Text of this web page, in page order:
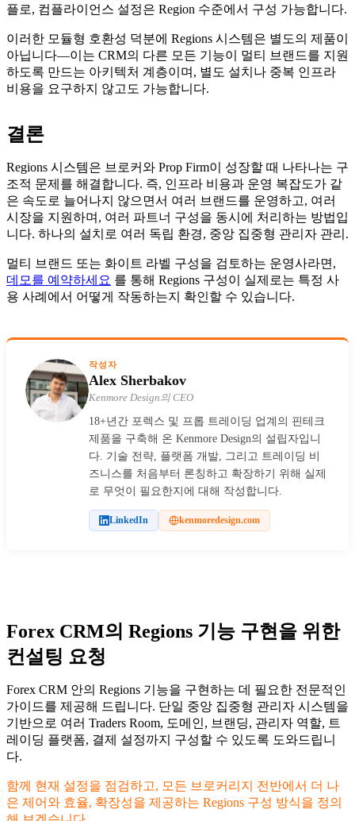
플로, 컴플라이언스 설정은 Region 수준에서 구성 가능합니다.
이러한 모듈형 호환성 덕분에 Regions 시스템은 별도의 제품이
아닙니다—이는 CRM의 다른 모든 기능이 멀티 브랜드를 지원
하도록 만드는 아키텍처 계층이며, 별도 설치나 중복 인프라
비용을 요구하지 않고도 가능합니다.
결론
Regions 시스템은 브로커와 Prop Firm이 성장할 때 나타나는 구
조적 문제를 해결합니다. 즉, 인프라 비용과 운영 복잡도가 같
은 속도로 늘어나지 않으면서 여러 브랜드를 운영하고, 여러
시장을 지원하며, 여러 파트너 구성을 동시에 처리하는 방법입
니다. 하나의 설치로 여러 독립 환경, 중앙 집중형 관리자 관리.
멀티 브랜드 또는 화이트 라벨 구성을 검토하는 운영사라면,
데모를 예약하세요 를 통해 Regions 구성이 실제로는 특정 사
용 사례에서 어떻게 작동하는지 확인할 수 있습니다.
작성자
Alex Sherbakov
Kenmore Design의 CEO
18+년간 포렉스 및 프롭 트레이딩 업계의 핀테크
제품을 구축해 온 Kenmore Design의 설립자입니
다. 기술 전략, 플랫폼 개발, 그리고 트레이딩 비
즈니스를 처음부터 론칭하고 확장하기 위해 실제
로 무엇이 필요한지에 대해 작성합니다.
LinkedIn kenmoredesign.com
Forex CRM의 Regions 기능 구현을 위한
컨설팅 요청
Forex CRM 안의 Regions 기능을 구현하는 데 필요한 전문적인
가이드를 제공해 드립니다. 단일 중앙 집중형 관리자 시스템을
기반으로 여러 Traders Room, 도메인, 브랜딩, 관리자 역할, 트
레이딩 플랫폼, 결제 설정까지 구성할 수 있도록 도와드립니
다.
함께 현재 설정을 점검하고, 모든 브로커리지 전반에서 더 나
은 제어와 효율, 확장성을 제공하는 Regions 구성 방식을 정의